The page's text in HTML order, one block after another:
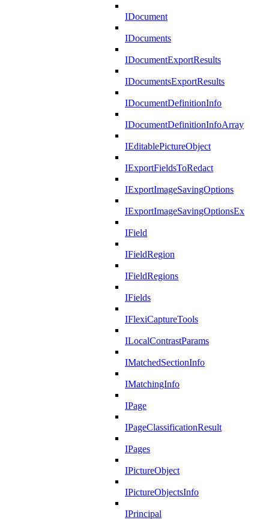
IDocument
IDocuments
IDocumentExportResults
IDocumentsExportResults
IDocumentDefinitionInfo
IDocumentDefinitionInfoArray
IEditablePictureObject
IExportFieldsToRedact
IExportImageSavingOptions
IExportImageSavingOptionsEx
IField
IFieldRegion
IFieldRegions
IFields
IFlexiCaptureTools
ILocalContrastParams
IMatchedSectionInfo
IMatchingInfo
IPage
IPageClassificationResult
IPages
IPictureObject
IPictureObjectsInfo
IPrincipal